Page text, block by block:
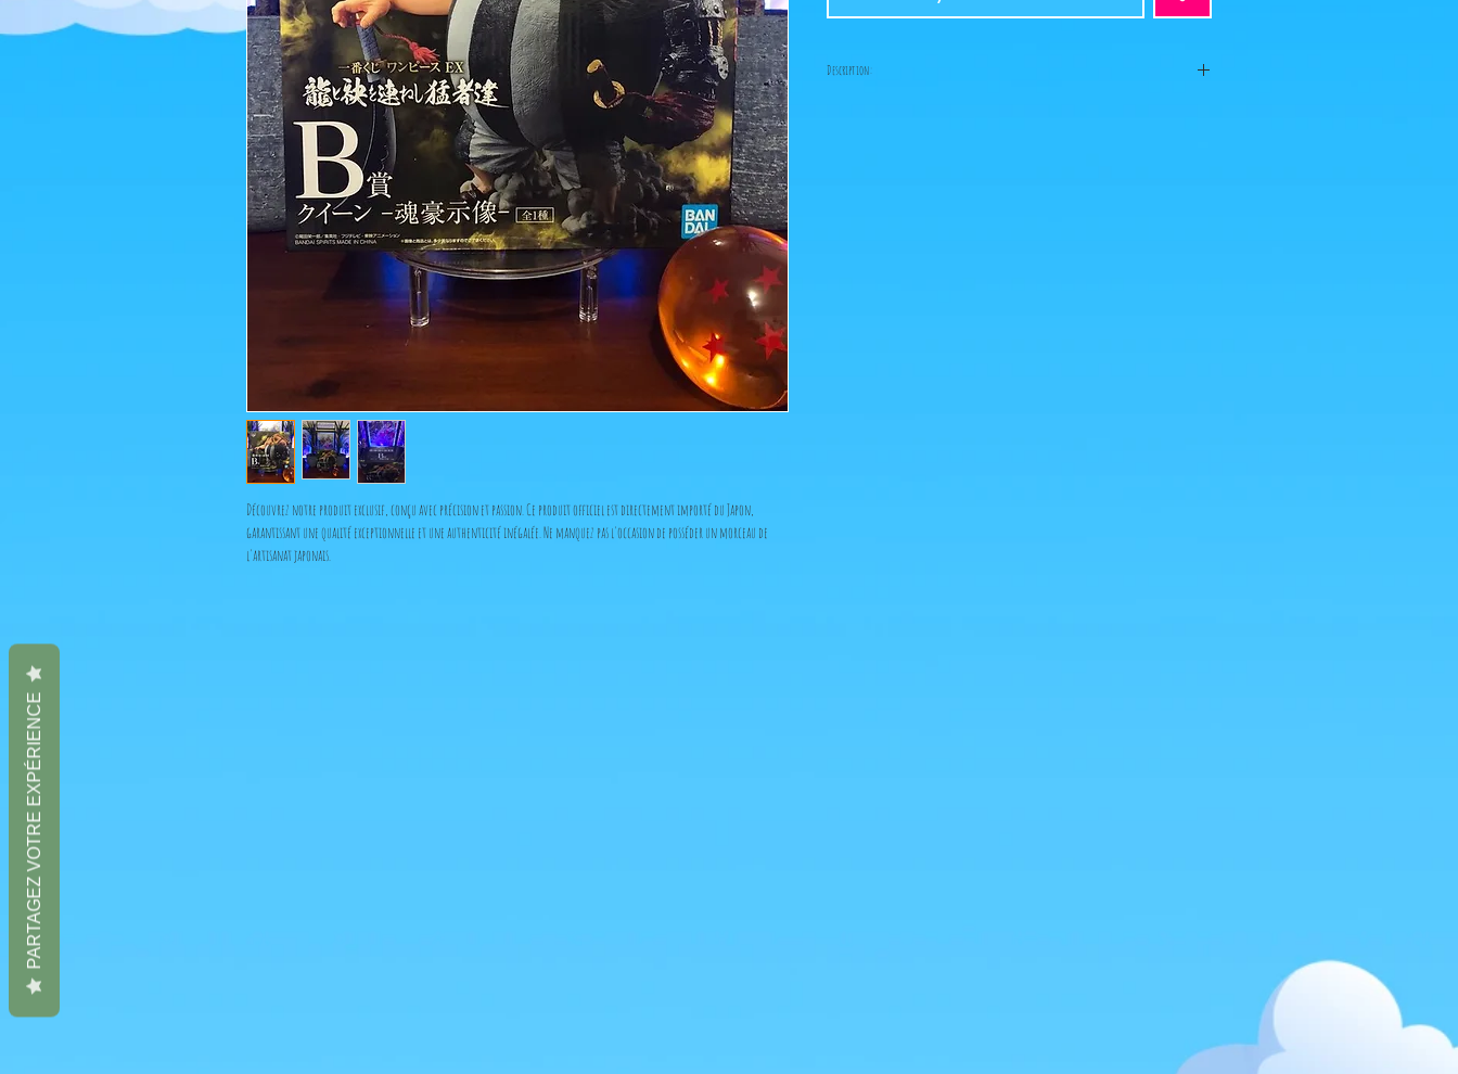
Découvrez notre produit exclusif, conçu avec précision et passion. Ce produit officiel est directement importé du Japon,
garantissant une qualité exceptionnelle et une authenticité inégalée. Ne manquez pas l'occasion de posséder un morceau de
l'artisanat japonais.
Description:
PARTAGEZ VOTRE EXPÉRIENCE